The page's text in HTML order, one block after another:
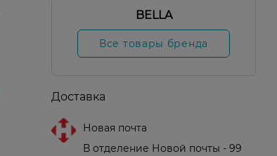
BELLA
Все товары бренда
Доставка
Новая почта
В отделение Новой почты - 99